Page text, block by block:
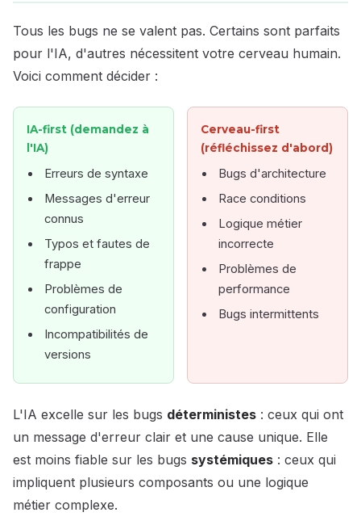
Tous les bugs ne se valent pas. Certains sont parfaits
pour l'IA, d'autres nécessitent votre cerveau humain.
Voici comment décider :
IA-first (demandez à
l'IA)
Erreurs de syntaxe
Messages d'erreur
connus
Typos et fautes de
frappe
Problèmes de
configuration
Incompatibilités de
versions
Cerveau-first
(réfléchissez d'abord)
Bugs d'architecture
Race conditions
Logique métier
incorrecte
Problèmes de
performance
Bugs intermittents
L'IA excelle sur les bugs déterministes : ceux qui ont
un message d'erreur clair et une cause unique. Elle
est moins fiable sur les bugs systémiques : ceux qui
impliquent plusieurs composants ou une logique
métier complexe.